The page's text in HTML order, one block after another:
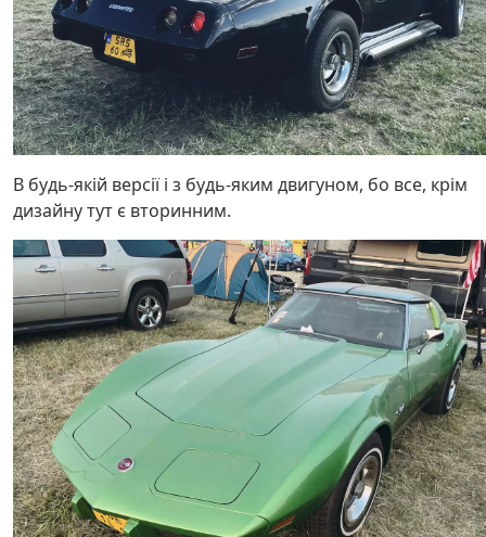
В будь-якій версії і з будь-яким двигуном, бо все, крім
дизайну тут є вторинним.